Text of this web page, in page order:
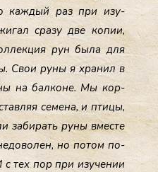
каж­дый раз при изу­
сра­зу две ко­пии,
рун бы­ла для
Свои ру­ны я хра­нил в
на бал­ко­не. Мы кор­
се­мена, и пти­цы,
за­бирать ру­ны вмес­те
но по­том по­
тех пор при изу­чении